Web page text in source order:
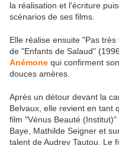
la réalisation et l'écriture
scénarios de ses films.
Elle réalise ensuite "Pas
de "Enfants de Salaud"
Anémone qui confirment
douces amères.
Après un détour devant la
Belvaux, elle revient en tant
film "Vénus Beauté
Baye, Mathilde Seigner et
talent de Audrey Tautou. Le